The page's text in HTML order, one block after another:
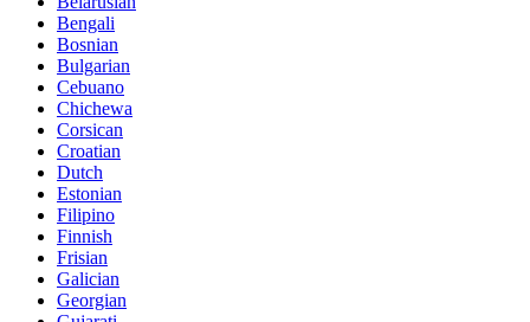
Bengali
Bosnian
Bulgarian
Cebuano
Chichewa
Corsican
Croatian
Dutch
Estonian
Filipino
Finnish
Frisian
Galician
Georgian